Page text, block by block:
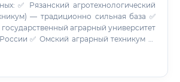
— традиционно сильная база ✅
аграрный университет
техникум —
и